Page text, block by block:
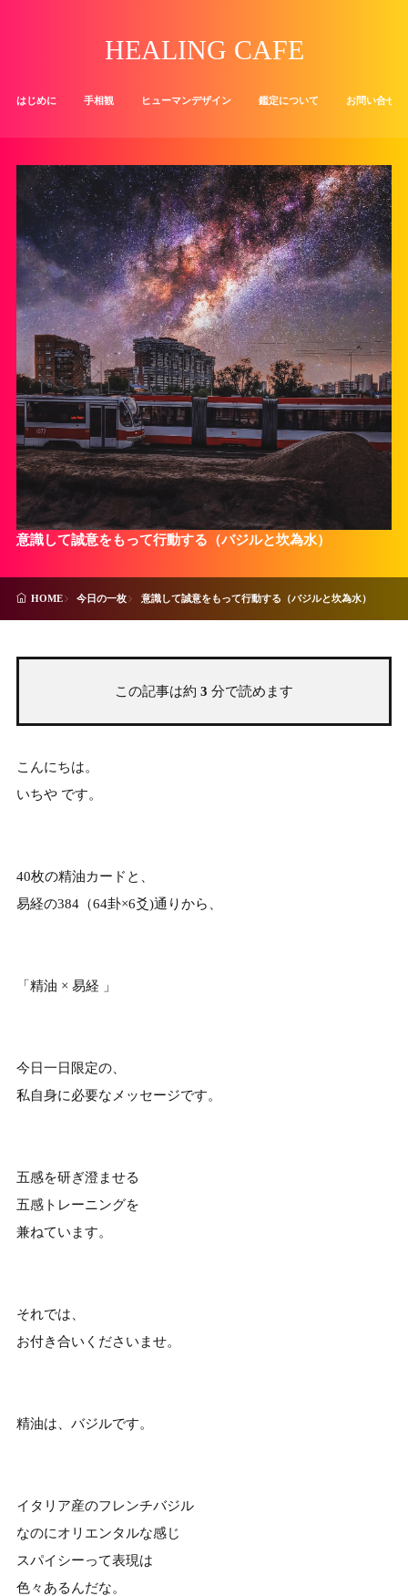
HEALING CAFE
はじめに 手相観 ヒューマンデザイン 鑑定について お問い合せ
意識して誠意をもって行動する（バジルと坎為水）
HOME 今日の一枚 意識して誠意をもって行動する（バジルと坎為水）
この記事は約 3 分で読めます
こんにちは。
いちや です。
40枚の精油カードと、
易経の384（64卦×6爻)通りから、
「精油 × 易経 」
今日一日限定の、
私自身に必要なメッセージです。
五感を研ぎ澄ませる
五感トレーニングを
兼ねています。
それでは、
お付き合いくださいませ。
精油は、バジルです。
イタリア産のフレンチバジル
なのにオリエンタルな感じ
スパイシーって表現は
色々あるんだな。